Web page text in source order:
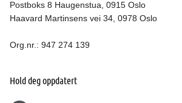
Postboks 8 Haugenstua, 0915 Oslo
Haavard Martinsens vei 34, 0978 Oslo
Org.nr.: 947 274 139
Hold deg oppdatert